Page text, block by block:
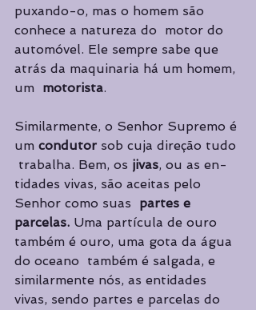
puxando-o, mas o homem são
conhece a natureza do  motor do
automóvel. Ele sempre sabe que
atrás da maquinaria há um homem,
um motorista.
Similarmente, o Senhor Supremo é
um condutor sob cuja direção tudo
trabalha. Bem, os jivas, ou as en­
tidades vivas, são aceitas pelo
Senhor como suas partes e
parcelas. Uma partícula de ouro
também é ouro, uma gota da água
do oceano  também é salgada, e
similarmente nós, as entidades
vivas, sendo partes e parcelas do